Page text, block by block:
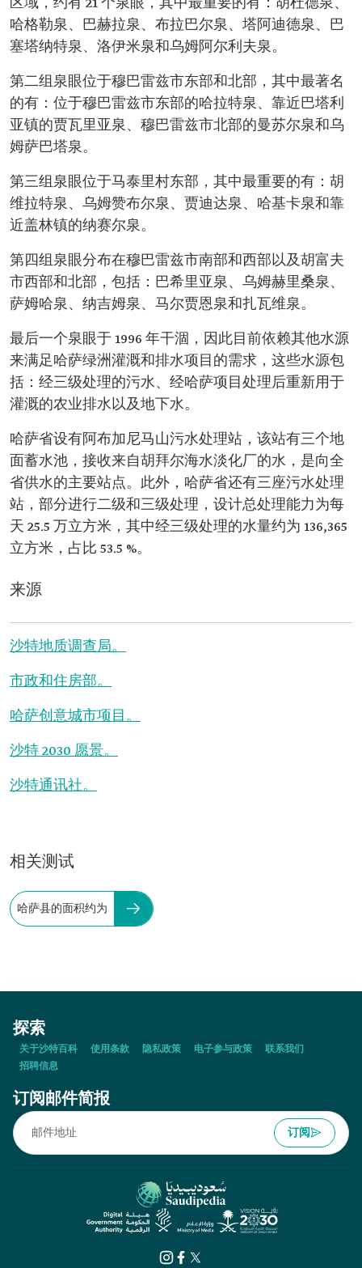
区域，约有 21 个泉眼，其中最重要的有：胡杜德泉、
哈格勒泉、巴赫拉泉、布拉巴尔泉、塔阿迪德泉、巴
塞塔纳特泉、洛伊米泉和乌姆阿尔利夫泉。
第二组泉眼位于穆巴雷兹市东部和北部，其中最著名
的有：位于穆巴雷兹市东部的哈拉特泉、靠近巴塔利
亚镇的贾瓦里亚泉、穆巴雷兹市北部的曼苏尔泉和乌
姆萨巴塔泉。
第三组泉眼位于马泰里村东部，其中最重要的有：胡
维拉特泉、乌姆赞布尔泉、贾迪达泉、哈基卡泉和靠
近盖林镇的纳赛尔泉。
第四组泉眼分布在穆巴雷兹市南部和西部以及胡富夫
市西部和北部，包括：巴希里亚泉、乌姆赫里桑泉、
萨姆哈泉、纳吉姆泉、马尔贾恩泉和扎瓦维泉。
最后一个泉眼于 1996 年干涸，因此目前依赖其他水源
来满足哈萨绿洲灌溉和排水项目的需求，这些水源包
括：经三级处理的污水、经哈萨项目处理后重新用于
灌溉的农业排水以及地下水。
哈萨省设有阿布加尼马山污水处理站，该站有三个地
面蓄水池，接收来自胡拜尔海水淡化厂的水，是向全
省供水的主要站点。此外，哈萨省还有三座污水处理
站，部分进行二级和三级处理，设计总处理能力为每
天 25.5 万立方米，其中经三级处理的水量约为 136,365
立方米，占比 53.5 %。
来源
沙特地质调查局。
市政和住房部。
哈萨创意城市项目。
沙特 2030 愿景。
沙特通讯社。
相关测试
哈萨县的面积约为
探索
关于沙特百科 使用条款 隐私政策 电子参与政策
联系我们
招聘信息
订阅邮件简报
订阅